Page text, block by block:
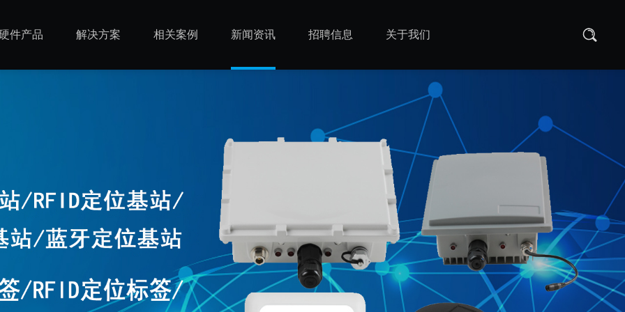
件产品 解决方案 相关案例 新闻资讯 招聘信息 关于我们